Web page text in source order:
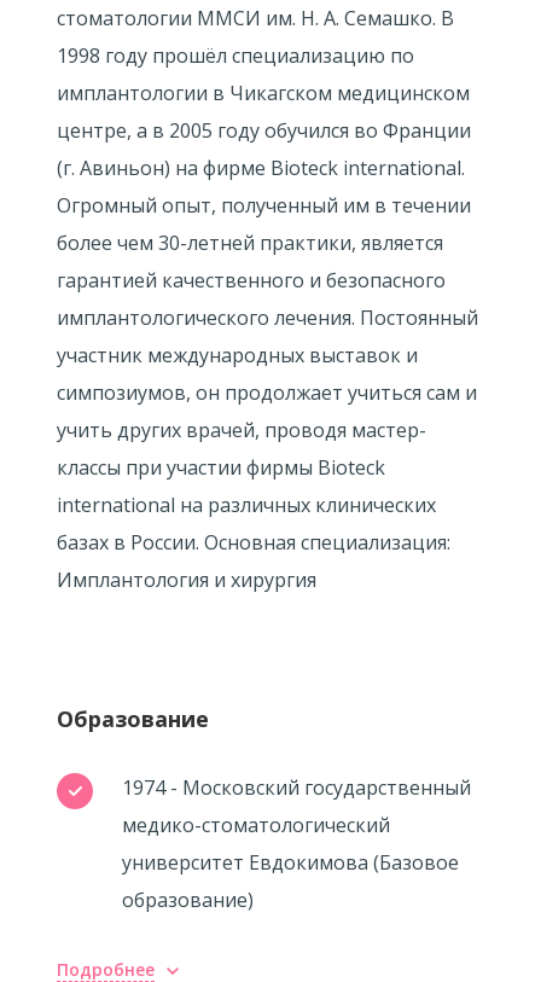
стоматологии ММСИ им. Н. А. Семашко. В
1998 году прошёл специализацию по
имплантологии в Чикагском медицинском
центре, а в 2005 году обучился во Франции
(г. Авиньон) на фирме Bioteck international.
Огромный опыт, полученный им в течении
более чем 30-летней практики, является
гарантией качественного и безопасного
имплантологического лечения. Постоянный
участник международных выставок и
симпозиумов, он продолжает учиться сам и
учить других врачей, проводя мастер-
классы при участии фирмы Bioteck
international на различных клинических
базах в России. Основная специализация:
Имплантология и хирургия
Образование
1974 - Московский государственный
медико-стоматологический
университет Евдокимова (Базовое
образование)
Подробнее